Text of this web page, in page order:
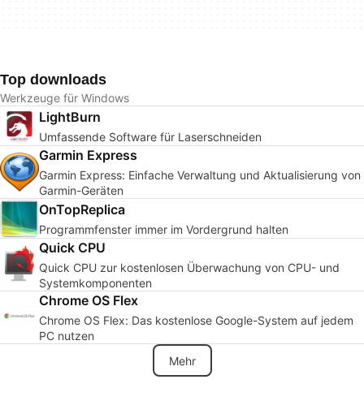
Top downloads
Werkzeuge für Windows
LightBurn
Umfassende Software für Laserschneiden
Garmin Express
Garmin Express: Einfache Verwaltung und Aktualisierung von
Garmin-Geräten
OnTopReplica
Programmfenster immer im Vordergrund halten
Quick CPU
Quick CPU zur kostenlosen Überwachung von CPU- und
Systemkomponenten
Chrome OS Flex
Chrome OS Flex: Das kostenlose Google-System auf jedem
PC nutzen
Mehr